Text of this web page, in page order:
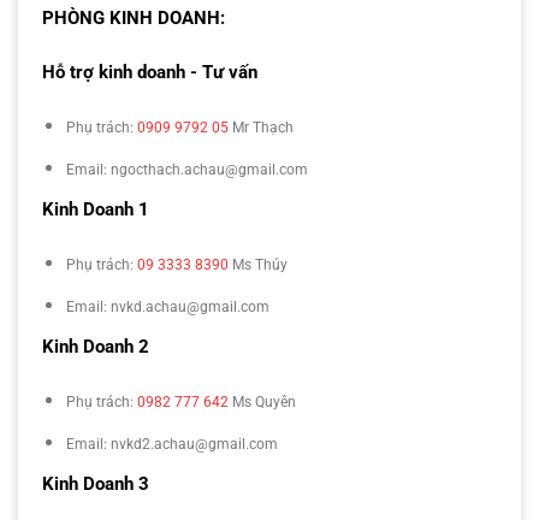
PHÒNG KINH DOANH:
Hỗ trợ kinh doanh - Tư vấn
Phụ trách: 0909 9792 05 Mr Thạch
Email: ngocthach.achau@gmail.com
Kinh Doanh 1
Phụ trách: 09 3333 8390 Ms Thúy
Email: nvkd.achau@gmail.com
Kinh Doanh 2
Phụ trách: 0982 777 642 Ms Quyên
Email: nvkd2.achau@gmail.com
Kinh Doanh 3